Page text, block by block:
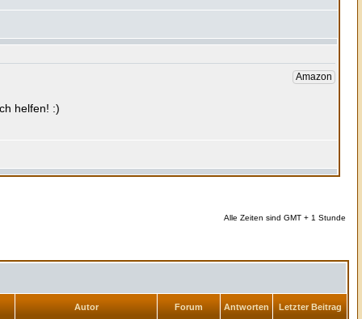
Alle Zeiten sind GMT + 1 Stunde
Autor Forum Antworten Letzter Beitrag